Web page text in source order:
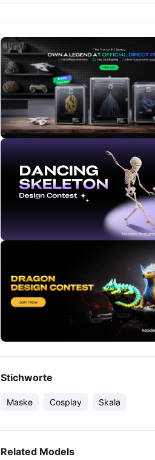
Stichworte
Maske Cosplay Skala
Related Models